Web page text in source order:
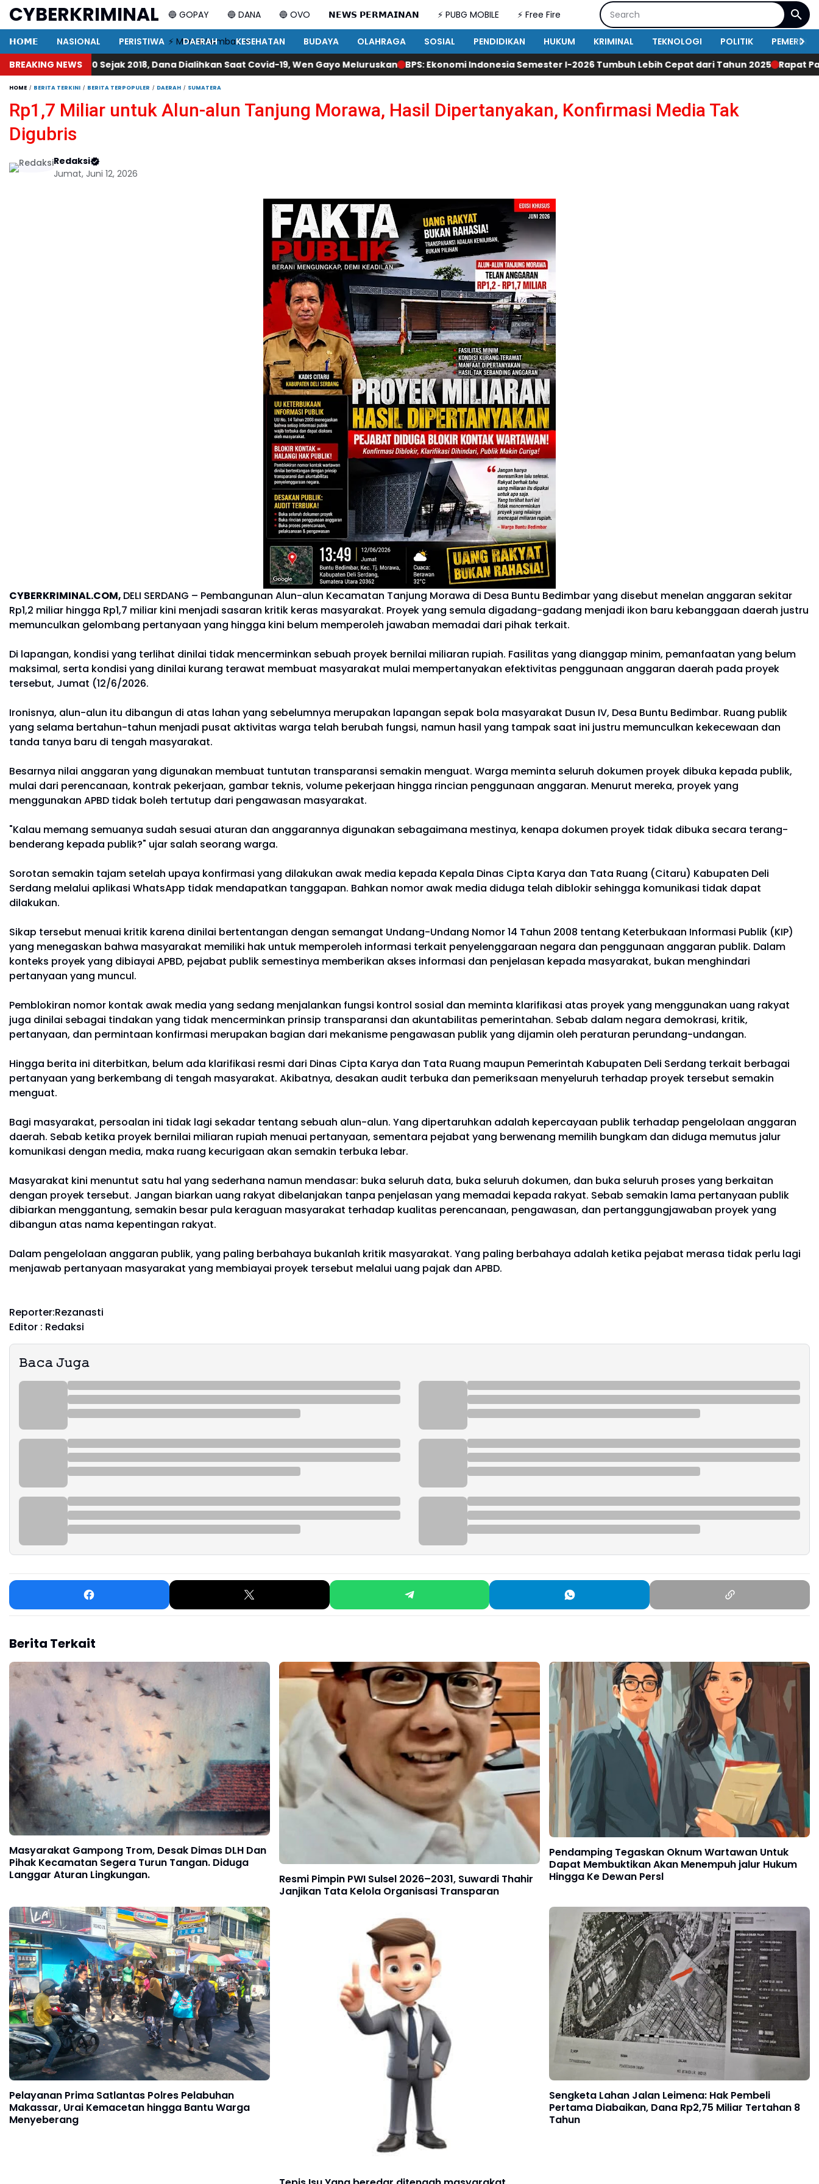
CYBERKRIMINAL 🔵 GOPAY 🔵 DANA 🔵 OVO 𝗡𝗘𝗪𝗦 𝗣𝗘𝗥𝗠𝗔𝗜𝗡𝗔𝗡 ⚡ PUBG MOBILE ⚡ Free Fire
⚡ Mortal Kombat
𝗛𝗢𝗠𝗘 NASIONAL PERISTIWA DAERAH KESEHATAN BUDAYA OLAHRAGA SOSIAL PENDIDIKAN HUKUM KRIMINAL TEKNOLOGI POLITIK
BREAKING NEWS
2018, Dana Dialihkan Saat Covid-19, Wen Gayo Meluruskan BPS: Ekonomi Indonesia Semester I-2026 Tumbuh Lebih Cepat dari Tahun 2025 Rapat Paripurna DPRD
HOME BERITA TERKINI BERITA TERPOPULER DAERAH SUMATERA
Rp1,7 Miliar untuk Alun-alun Tanjung Morawa, Hasil Dipertanyakan, Konfirmasi Media Tak
Digubris
Redaksi
Jumat, Juni 12, 2026
CYBERKRIMINAL.COM, DELI SERDANG – Pembangunan Alun-alun Kecamatan Tanjung Morawa di Desa Buntu Bedimbar yang disebut menelan anggaran sekitar
Rp1,2 miliar hingga Rp1,7 miliar kini menjadi sasaran kritik keras masyarakat. Proyek yang semula digadang-gadang menjadi ikon baru kebanggaan daerah justru
memunculkan gelombang pertanyaan yang hingga kini belum memperoleh jawaban memadai dari pihak terkait.
Di lapangan, kondisi yang terlihat dinilai tidak mencerminkan sebuah proyek bernilai miliaran rupiah. Fasilitas yang dianggap minim, pemanfaatan yang belum
maksimal, serta kondisi yang dinilai kurang terawat membuat masyarakat mulai mempertanyakan efektivitas penggunaan anggaran daerah pada proyek
tersebut, Jumat (12/6/2026.
Ironisnya, alun-alun itu dibangun di atas lahan yang sebelumnya merupakan lapangan sepak bola masyarakat Dusun IV, Desa Buntu Bedimbar. Ruang publik
yang selama bertahun-tahun menjadi pusat aktivitas warga telah berubah fungsi, namun hasil yang tampak saat ini justru memunculkan kekecewaan dan
tanda tanya baru di tengah masyarakat.
Besarnya nilai anggaran yang digunakan membuat tuntutan transparansi semakin menguat. Warga meminta seluruh dokumen proyek dibuka kepada publik,
mulai dari perencanaan, kontrak pekerjaan, gambar teknis, volume pekerjaan hingga rincian penggunaan anggaran. Menurut mereka, proyek yang
menggunakan APBD tidak boleh tertutup dari pengawasan masyarakat.
"Kalau memang semuanya sudah sesuai aturan dan anggarannya digunakan sebagaimana mestinya, kenapa dokumen proyek tidak dibuka secara terang-
benderang kepada publik?" ujar salah seorang warga.
Sorotan semakin tajam setelah upaya konfirmasi yang dilakukan awak media kepada Kepala Dinas Cipta Karya dan Tata Ruang (Citaru) Kabupaten Deli
Serdang melalui aplikasi WhatsApp tidak mendapatkan tanggapan. Bahkan nomor awak media diduga telah diblokir sehingga komunikasi tidak dapat
dilakukan.
Sikap tersebut menuai kritik karena dinilai bertentangan dengan semangat Undang-Undang Nomor 14 Tahun 2008 tentang Keterbukaan Informasi Publik (KIP)
yang menegaskan bahwa masyarakat memiliki hak untuk memperoleh informasi terkait penyelenggaraan negara dan penggunaan anggaran publik. Dalam
konteks proyek yang dibiayai APBD, pejabat publik semestinya memberikan akses informasi dan penjelasan kepada masyarakat, bukan menghindari
pertanyaan yang muncul.
Pemblokiran nomor kontak awak media yang sedang menjalankan fungsi kontrol sosial dan meminta klarifikasi atas proyek yang menggunakan uang rakyat
juga dinilai sebagai tindakan yang tidak mencerminkan prinsip transparansi dan akuntabilitas pemerintahan. Sebab dalam negara demokrasi, kritik,
pertanyaan, dan permintaan konfirmasi merupakan bagian dari mekanisme pengawasan publik yang dijamin oleh peraturan perundang-undangan.
Hingga berita ini diterbitkan, belum ada klarifikasi resmi dari Dinas Cipta Karya dan Tata Ruang maupun Pemerintah Kabupaten Deli Serdang terkait berbagai
pertanyaan yang berkembang di tengah masyarakat. Akibatnya, desakan audit terbuka dan pemeriksaan menyeluruh terhadap proyek tersebut semakin
menguat.
Bagi masyarakat, persoalan ini tidak lagi sekadar tentang sebuah alun-alun. Yang dipertaruhkan adalah kepercayaan publik terhadap pengelolaan anggaran
daerah. Sebab ketika proyek bernilai miliaran rupiah menuai pertanyaan, sementara pejabat yang berwenang memilih bungkam dan diduga memutus jalur
komunikasi dengan media, maka ruang kecurigaan akan semakin terbuka lebar.
Masyarakat kini menuntut satu hal yang sederhana namun mendasar: buka seluruh data, buka seluruh dokumen, dan buka seluruh proses yang berkaitan
dengan proyek tersebut. Jangan biarkan uang rakyat dibelanjakan tanpa penjelasan yang memadai kepada rakyat. Sebab semakin lama pertanyaan publik
dibiarkan menggantung, semakin besar pula keraguan masyarakat terhadap kualitas perencanaan, pengawasan, dan pertanggungjawaban proyek yang
dibangun atas nama kepentingan rakyat.
Dalam pengelolaan anggaran publik, yang paling berbahaya bukanlah kritik masyarakat. Yang paling berbahaya adalah ketika pejabat merasa tidak perlu lagi
menjawab pertanyaan masyarakat yang membiayai proyek tersebut melalui uang pajak dan APBD.
Reporter:Rezanasti
Editor : Redaksi
𝙱𝚊𝚌𝚊 𝙹𝚞𝚐𝚊
Berita Terkait
Masyarakat Gampong Trom, Desak Dimas DLH Dan
Pihak Kecamatan Segera Turun Tangan. Diduga
Langgar Aturan Lingkungan.
Resmi Pimpin PWI Sulsel 2026–2031, Suwardi Thahir
Janjikan Tata Kelola Organisasi Transparan
Pendamping Tegaskan Oknum Wartawan Untuk
Dapat Membuktikan Akan Menempuh jalur Hukum
Hingga Ke Dewan Persl
Pelayanan Prima Satlantas Polres Pelabuhan
Makassar, Urai Kemacetan hingga Bantu Warga
Menyeberang
Sengketa Lahan Jalan Leimena: Hak Pembeli
Pertama Diabaikan, Dana Rp2,75 Miliar Tertahan 8
Tahun